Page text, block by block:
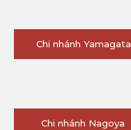
Chi nhánh Yamagata
Chi nhánh Nagoya